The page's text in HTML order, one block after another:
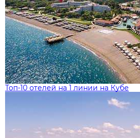
Топ-10 отелей на 1 линии на Кубе